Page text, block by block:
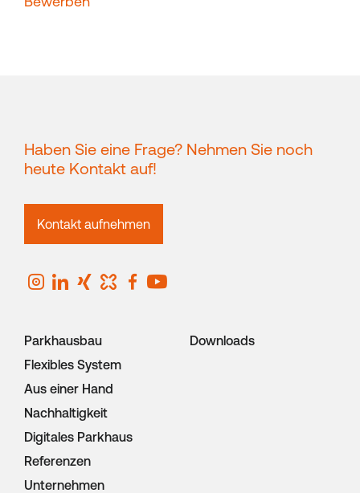
Haben Sie eine Frage? Nehmen Sie noch
heute Kontakt auf!
Kontakt aufnehmen
Parkhausbau
Flexibles System
Aus einer Hand
Nachhaltigkeit
Digitales Parkhaus
Referenzen
Unternehmen
Downloads